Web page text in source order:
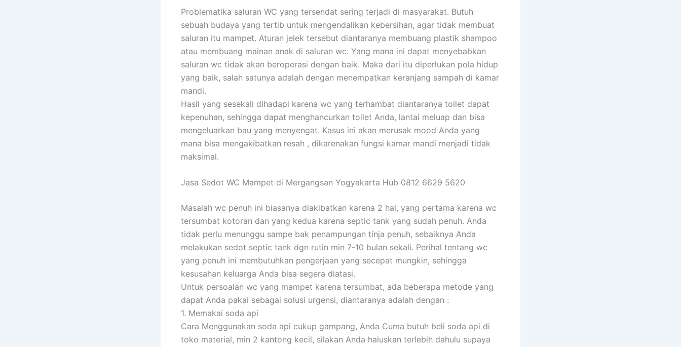
Problematika saluran WC yang tersendat sering terjadi di masyarakat. Butuh
sebuah budaya yang tertib untuk mengendalikan kebersihan, agar tidak membuat
saluran itu mampet. Aturan jelek tersebut diantaranya membuang plastik shampoo
atau membuang mainan anak di saluran wc. Yang mana ini dapat menyebabkan
saluran wc tidak akan beroperasi dengan baik. Maka dari itu diperlukan pola hidup
yang baik, salah satunya adalah dengan menempatkan keranjang sampah di kamar
mandi.
Hasil yang sesekali dihadapi karena wc yang terhambat diantaranya toilet dapat
kepenuhan, sehingga dapat menghancurkan toilet Anda, lantai meluap dan bisa
mengeluarkan bau yang menyengat. Kasus ini akan merusak mood Anda yang
mana bisa mengakibatkan resah , dikarenakan fungsi kamar mandi menjadi tidak
maksimal.
Jasa Sedot WC Mampet di Mergangsan Yogyakarta Hub 0812 6629 5620
Masalah wc penuh ini biasanya diakibatkan karena 2 hal, yang pertama karena wc
tersumbat kotoran dan yang kedua karena septic tank yang sudah penuh. Anda
tidak perlu menunggu sampe bak penampungan tinja penuh, sebaiknya Anda
melakukan sedot septic tank dgn rutin min 7-10 bulan sekali. Perihal tentang wc
yang penuh ini membutuhkan pengerjaan yang secepat mungkin, sehingga
kesusahan keluarga Anda bisa segera diatasi.
Untuk persoalan wc yang mampet karena tersumbat, ada beberapa metode yang
dapat Anda pakai sebagai solusi urgensi, diantaranya adalah dengan :
1. Memakai soda api
Cara Menggunakan soda api cukup gampang, Anda Cuma butuh beli soda api di
toko material, min 2 kantong kecil, silakan Anda haluskan terlebih dahulu supaya